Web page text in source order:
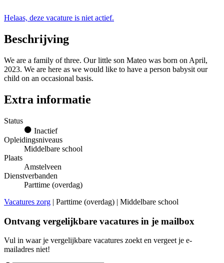
Helaas, deze vacature is niet actief.
Beschrijving
We are a family of three. Our little son Mateo was born on April,
2023. We are here as we would like to have a person babysit our
child on an occasional basis.
Extra informatie
Status
Inactief
Opleidingsniveaus
Middelbare school
Plaats
Amstelveen
Dienstverbanden
Parttime (overdag)
Vacatures zorg | Parttime (overdag) | Middelbare school
Ontvang vergelijkbare vacatures in je mailbox
Vul in waar je vergelijkbare vacatures zoekt en vergeet je e-
mailadres niet!